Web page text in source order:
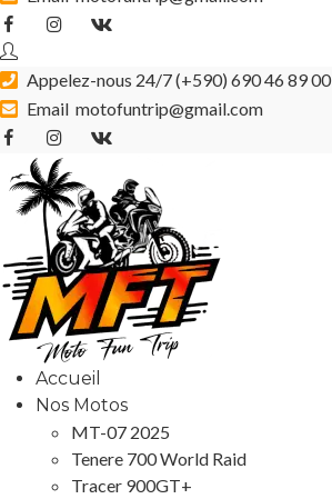
Appelez-nous 24/7 (+590) 690 46 89 00
Email motofuntrip@gmail.com
Accueil
Nos Motos
MT-07 2025
Tenere 700 World Raid
Tracer 900GT+